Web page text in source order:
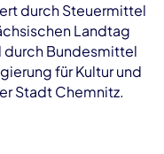
durch Steuermittel
Landtag
durch Bundesmittel
für Kultur und
Stadt Chemnitz.